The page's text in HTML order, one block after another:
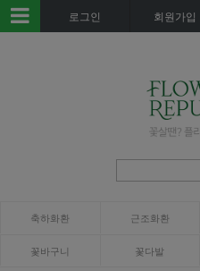
로그인 회원가입
축하화환 근조화환
꽃바구니 꽃다발